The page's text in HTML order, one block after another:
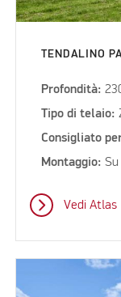
TENDALINO
Profondità:
Tipo di telaio:
Consigliato
Montaggio:Su
Vedi Atlas